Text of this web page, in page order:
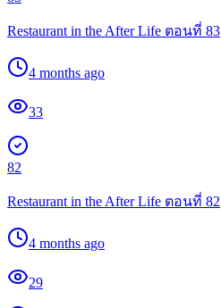
Restaurant in the After Life ตอนที่ 83
4 months ago
33
82
Restaurant in the After Life ตอนที่ 82
4 months ago
29